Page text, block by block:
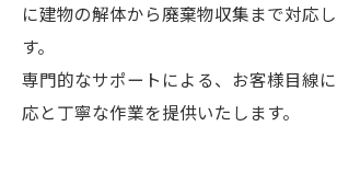
に建物の解体から廃棄物収集まで対応
す。
専門的なサポートによる、お客様目線
応と丁寧な作業を提供いたします。